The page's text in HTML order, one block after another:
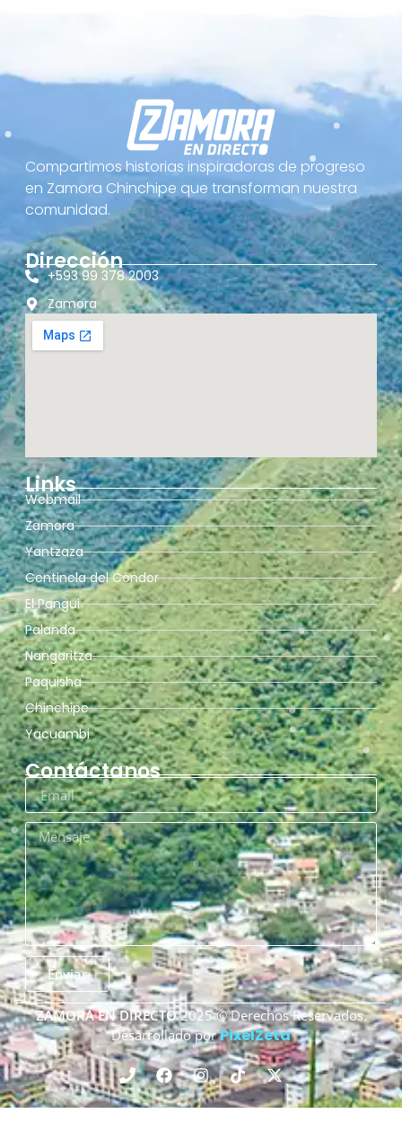
Compartimos historias inspiradoras de progreso
en Zamora Chinchipe que transforman nuestra
comunidad.
Dirección
+593 99 378 2003
Zamora
Links
Webmail
Zamora
Yantzaza
Centinela del Cóndor
El Pangui
Palanda
Nangaritza
Paquisha
Chinchipe
Yacuambi
Contáctanos
Enviar
ZAMORA EN DIRECTO2025 © Derechos Reservados.
Desarrollado porPixelZeta